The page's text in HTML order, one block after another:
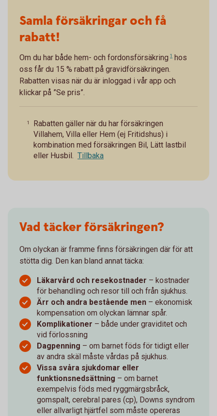
Samla försäkringar och få
rabatt!
Om du har både hem- och fordonsförsäkring 1 hos
oss får du 15 % rabatt på gravidförsäkringen.
Rabatten visas när du är inloggad i vår app och
klickar på ”Se pris”.
1
Rabatten gäller när du har försäkringen
Villahem, Villa eller Hem (ej Fritidshus) i
kombination med försäkringen Bil, Lätt lastbil
eller Husbil. Tillbaka
Vad täcker försäkringen?
Om olyckan är framme finns försäkringen där för att
stötta dig. Den kan bland annat täcka:
Läkarvård och resekostnader – kostnader
för behandling och resor till och från sjukhus.
Ärr och andra bestående men – ekonomisk
kompensation om olyckan lämnar spår.
Komplikationer – både under graviditet och
vid förlossning
Dagpenning – om barnet föds för tidigt eller
av andra skäl måste vårdas på sjukhus.
Vissa svåra sjukdomar eller
funktionsnedsättning – om barnet
exempelvis föds med ryggmärgsbråck,
gomspalt, cerebral pares (cp), Downs syndrom
eller allvarligt hjärtfel som måste opereras